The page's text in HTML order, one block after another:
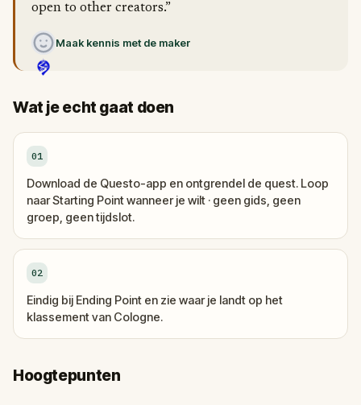
open to other creators.”
Maak kennis met de maker
Wat je echt gaat doen
01
Download de Questo-app en ontgrendel de quest. Loop
naar Starting Point wanneer je wilt · geen gids, geen
groep, geen tijdslot.
02
Eindig bij Ending Point en zie waar je landt op het
klassement van Cologne.
Hoogtepunten